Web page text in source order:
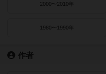
2000〜2010年
1980〜1990年
作者